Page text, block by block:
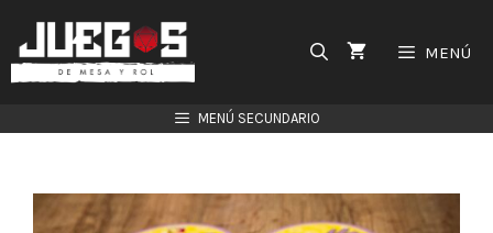
contenido
MENÚ
MENÚ SECUNDARIO